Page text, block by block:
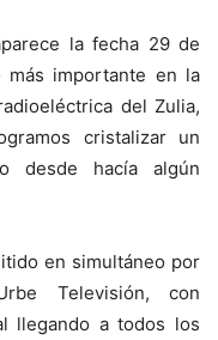
la fecha 29 de
importante en la
del Zulia,
cristalizar un
desde hacía algún
en simultáneo por
Televisión, con
llegando a todos los